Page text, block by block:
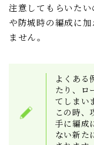
注意してもらいた
や防城時の編成に
ません。
よくある
たり、ロ
てしまい
この時、
手に編成
ない新た